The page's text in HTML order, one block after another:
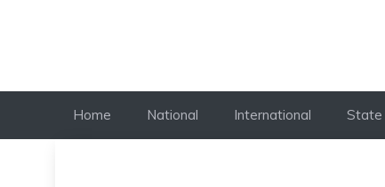
Home National International State